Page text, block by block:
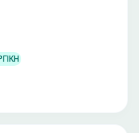
ΓΟΝΑΤΟΣ